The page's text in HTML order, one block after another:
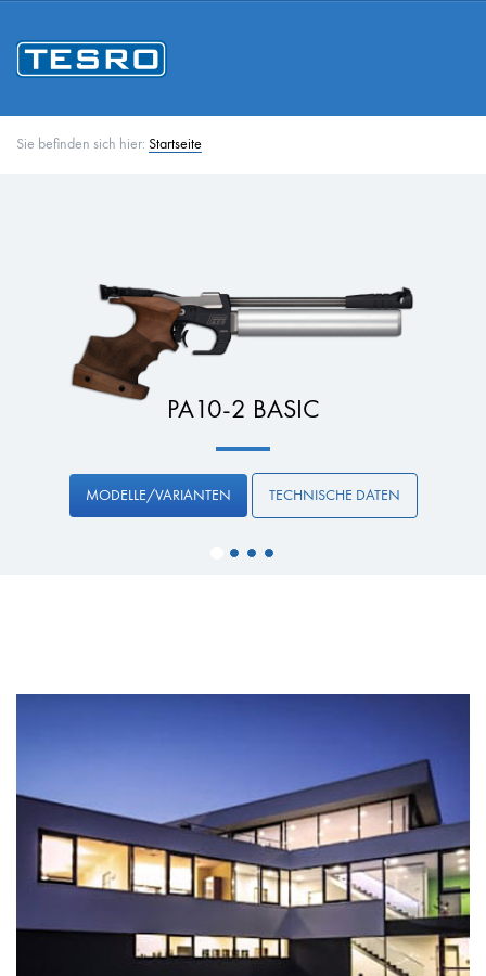
Sie befinden sich hier: Startseite
PA10-2 BASIC
MODELLE/VARIANTEN TECHNISCHE DATEN